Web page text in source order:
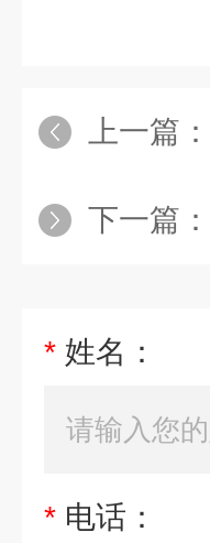
上一篇：
下一篇：
* 姓名：
* 电话：